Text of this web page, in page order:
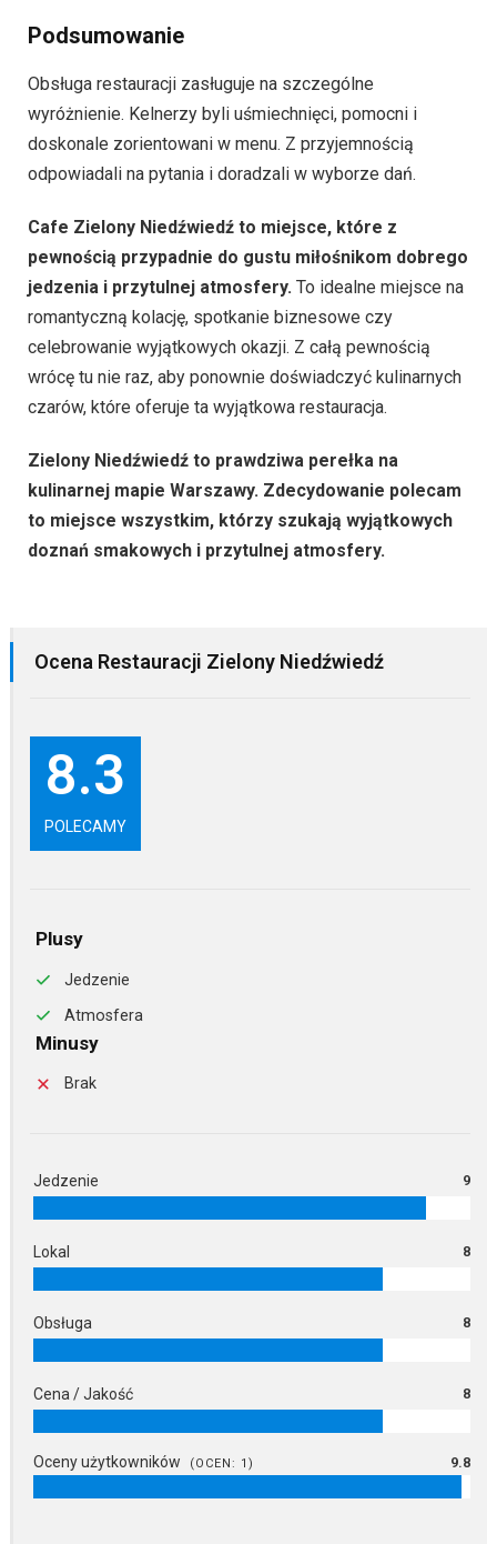
Podsumowanie
Obsługa restauracji zasługuje na szczególne
wyróżnienie. Kelnerzy byli uśmiechnięci, pomocni i
doskonale zorientowani w menu. Z przyjemnością
odpowiadali na pytania i doradzali w wyborze dań.
Cafe Zielony Niedźwiedź to miejsce, które z
pewnością przypadnie do gustu miłośnikom dobrego
jedzenia i przytulnej atmosfery. To idealne miejsce na
romantyczną kolację, spotkanie biznesowe czy
celebrowanie wyjątkowych okazji. Z całą pewnością
wrócę tu nie raz, aby ponownie doświadczyć kulinarnych
czarów, które oferuje ta wyjątkowa restauracja.
Zielony Niedźwiedź to prawdziwa perełka na
kulinarnej mapie Warszawy. Zdecydowanie polecam
to miejsce wszystkim, którzy szukają wyjątkowych
doznań smakowych i przytulnej atmosfery.
Ocena Restauracji Zielony Niedźwiedź
8.3
POLECAMY
Plusy
Jedzenie
Atmosfera
Minusy
Brak
Jedzenie 9
Lokal 8
Obsługa 8
Cena / Jakość 8
Oceny użytkowników (OCEN: 1) 9.8